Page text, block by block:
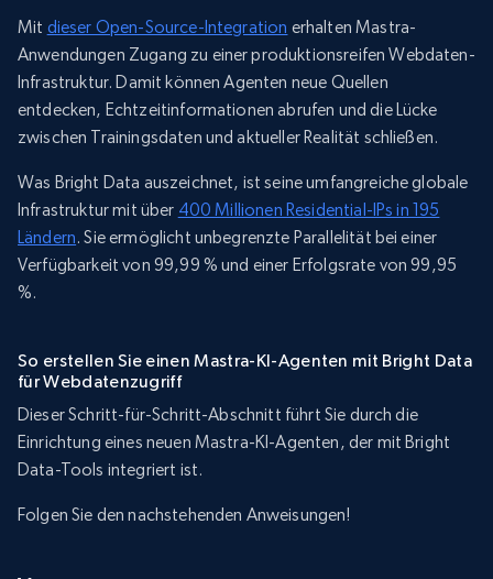
Mit dieser Open-Source-Integration erhalten Mastra-
Anwendungen Zugang zu einer produktionsreifen Webdaten-
Infrastruktur. Damit können Agenten neue Quellen
entdecken, Echtzeitinformationen abrufen und die Lücke
zwischen Trainingsdaten und aktueller Realität schließen.
Was Bright Data auszeichnet, ist seine umfangreiche globale
Infrastruktur mit über 400 Millionen Residential-IPs in 195
Ländern. Sie ermöglicht unbegrenzte Parallelität bei einer
Verfügbarkeit von 99,99 % und einer Erfolgsrate von 99,95
%.
So erstellen Sie einen Mastra-KI-Agenten mit Bright Data
für Webdatenzugriff
Dieser Schritt-für-Schritt-Abschnitt führt Sie durch die
Einrichtung eines neuen Mastra-KI-Agenten, der mit Bright
Data-Tools integriert ist.
Folgen Sie den nachstehenden Anweisungen!